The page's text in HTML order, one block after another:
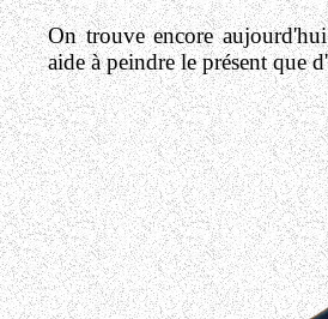
On trouve encore
aide à peindre le présent que